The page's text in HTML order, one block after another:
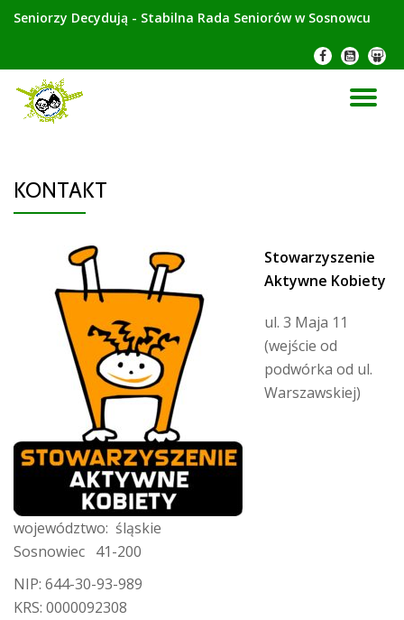
Seniorzy Decydują - Stabilna Rada Seniorów w Sosnowcu
KONTAKT
Stowarzyszenie
Aktywne Kobiety
ul. 3 Maja 11
(wejście od
podwórka od ul.
Warszawskiej)
województwo: śląskie
Sosnowiec 41-200
NIP: 644-30-93-989
KRS: 0000092308